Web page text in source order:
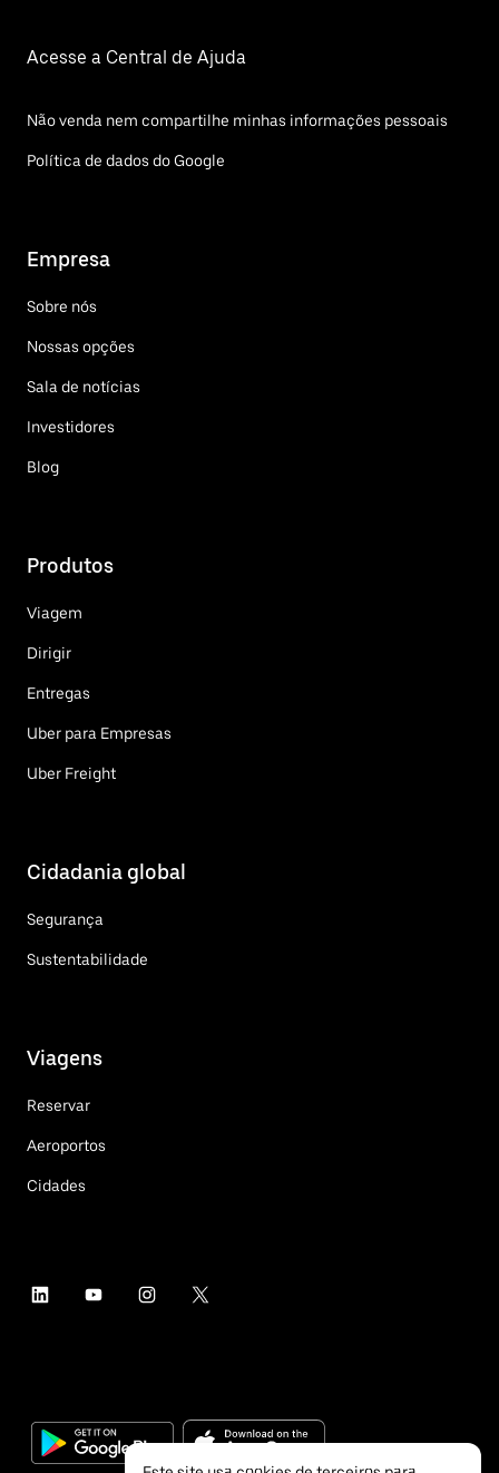
Acesse a Central de Ajuda
Não venda nem compartilhe minhas informações pessoais
Política de dados do Google
Empresa
Sobre nós
Nossas opções
Sala de notícias
Investidores
Blog
Produtos
Viagem
Dirigir
Entregas
Uber para Empresas
Uber Freight
Cidadania global
Segurança
Sustentabilidade
Viagens
Reservar
Aeroportos
Cidades